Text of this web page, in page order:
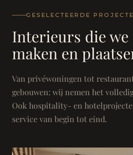
Landhuis -
GESELECTEERDE
Interieurs die
maken en
Van privéwoningen tot
gebouwen: wij nemen het
Ook hospitality- en
service van begin tot eind.